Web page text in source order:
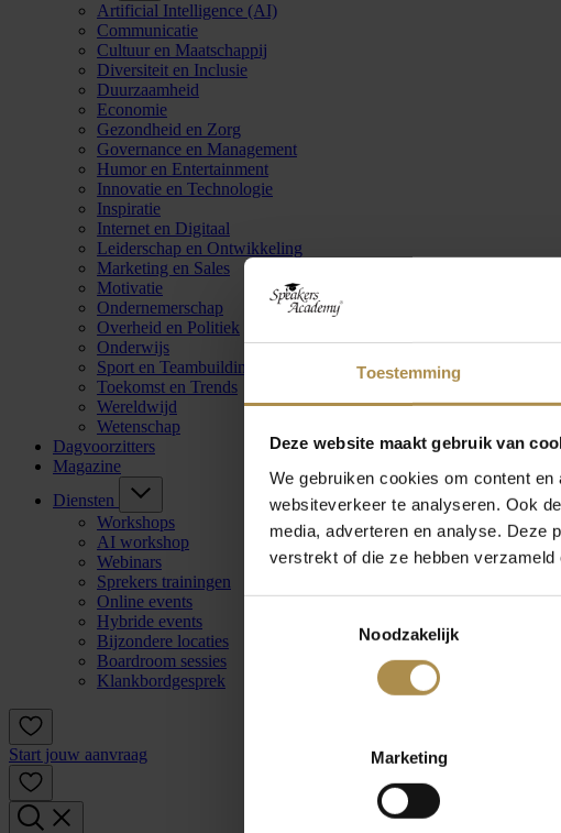
Toestemming
Deze website maakt gebruik van
We gebruiken cookies om content
websiteverkeer te analyseren. Ook
media, adverteren en analyse. Deze
verstrekt of die ze hebben
Noodzakelijk
Marketing
Artificial Intelligence (AI)
Communicatie
Cultuur en Maatschappij
Diversiteit en Inclusie
Duurzaamheid
Economie
Gezondheid en Zorg
Governance en Management
Humor en Entertainment
Innovatie en Technologie
Inspiratie
Internet en Digitaal
Leiderschap en Ontwikkeling
Marketing en Sales
Motivatie
Ondernemerschap
Overheid en Politiek
Onderwijs
Sport en Teambuilding
Toekomst en Trends
Wereldwijd
Wetenschap
Dagvoorzitters
Magazine
Diensten
Workshops
AI workshop
Webinars
Sprekers trainingen
Online events
Hybride events
Bijzondere locaties
Boardroom sessies
Klankbordgesprek
Start jouw aanvraag